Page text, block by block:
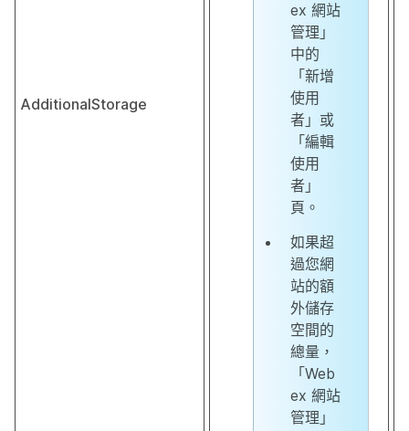
AdditionalStorage
ex 網站
管理」
中的
「新增
使用
者」或
「編輯
使用
者」
頁。
如果超
過您網
站的額
外儲存
空間的
總量，
「Web
ex 網站
管理」